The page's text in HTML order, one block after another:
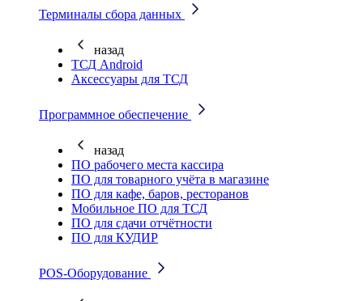
Терминалы сбора данных
назад
ТСД Android
Аксессуары для ТСД
Программное обеспечение
назад
ПО рабочего места кассира
ПО для товарного учёта в магазине
ПО для кафе, баров, ресторанов
Мобильное ПО для ТСД
ПО для сдачи отчётности
ПО для КУДИР
POS-Оборудование